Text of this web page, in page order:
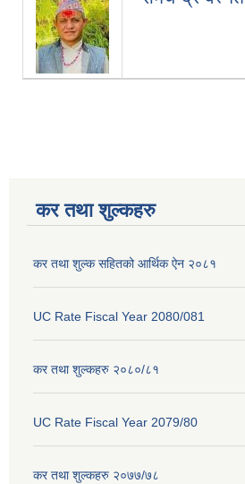
कर तथा शुल्कहरु
कर तथा शुल्क सहितको आर्थिक ऐन २०८१
UC Rate Fiscal Year 2080/081
कर तथा शुल्कहरु २०८०/८१
UC Rate Fiscal Year 2079/80
कर तथा शुल्कहरु २०७७/७८